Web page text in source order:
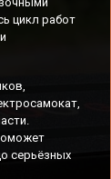
цикл работ
серьёзных